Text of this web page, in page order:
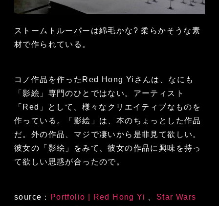
ストームトルーパーは綿毛かな? 柔らかそうな素
材で作られている。
コノ作品を作ったRed Hong Yiさんは、なにも
「影絵」専門のひとではない。アーティスト
「Red」として、様々なクリエイティブなものを
作っている。「影絵」は、本のちょっとした作品
だ。外の作品、マジで凄いから是非見て欲しい。
彼女の「影絵」をみて、彼女の作品に興味を持っ
て欲しい思惑が合ったので。
source： Portfolio | Red Hong Yi 、 Star Wars